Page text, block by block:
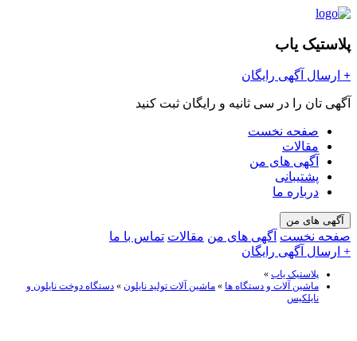
پلاستیک یاب
+ ارسال آگهی رایگان
آگهی تان را در سی ثانیه و رایگان ثبت کنید
صفحه نخست
مقالات
آگهی های من
پشتیبانی
درباره ما
آگهی های من
صفحه نخست آگهی های من مقالات تماس با ما
+ ارسال آگهی رایگان
پلاستیک یاب »
ماشین آلات و دستگاه ها » ماشین آلات تولید نایلون » دستگاه دوخت نایلون و
نایلکیس